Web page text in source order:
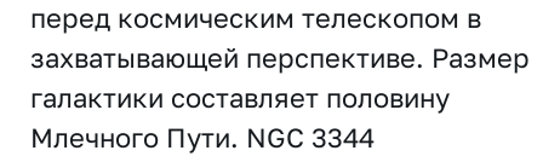
перед космическим телескопом в
захватывающей перспективе. Размер
галактики составляет половину
Млечного Пути. NGC 3344